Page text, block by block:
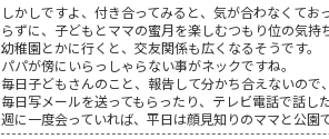
しかしですよ、付き合ってみると、気が合わなくて
らずに、子どもとママの蜜月を楽しむつもり位の気持
幼稚園とかに行くと、交友関係も広くなるそうです。
パパが傍にいらっしゃらない事がネックですね。
毎日子どもさんのこと、報告して分かち合えないので
毎日写メールを送ってもらったり、テレビ電話で話
週に一度会っていれば、平日は顔見知りのママと公